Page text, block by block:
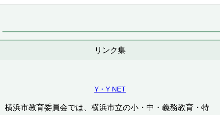
リンク集
Y・Y NET
横浜市教育委員会では、横浜市立の小・中・義務教育・特